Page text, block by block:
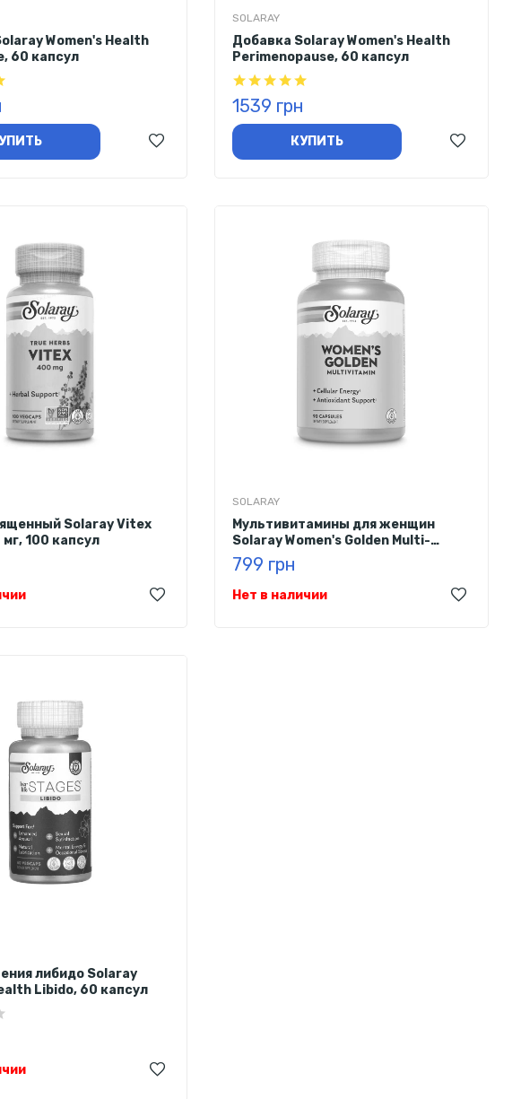
Women's Health
60 капсул
SOLARAY
Добавка Solaray Women's Health
Perimenopause, 60 капсул
1539 грн
КУПИТЬ
Solaray Vitex
100 капсул
SOLARAY
Мультивитамины для женщин
Solaray Women's Golden Multi-
Vitamin, 90 капсул
799 грн
Нет в наличии
либидо Solaray
Libido, 60 капсул